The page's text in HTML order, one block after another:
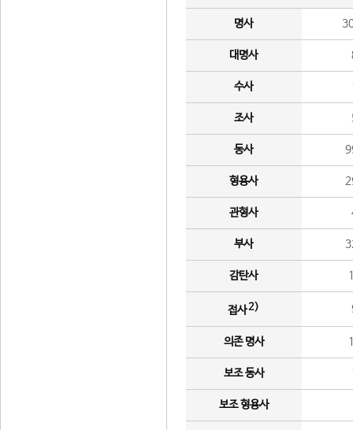
명사
대명사
수사
조사
동사
형용사
관형사
부사
감탄사
접사2)
의존 명사
보조 동사
보조 형용사